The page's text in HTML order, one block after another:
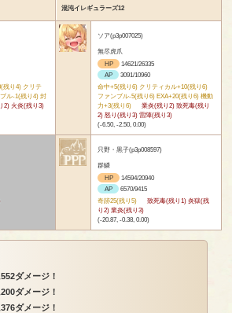
混沌イレギュラーズ12
残り4) クリテ
ル-1(残り4) 封
2) 火炎(残り3)
ソア(p3p007025)
無尽虎爪
HP
14621/26335
AP
3091/10960
命中+5(残り6) クリティカル+10(残り6)
ファンブル-5(残り6) EXA+20(残り6) 機動
力+3(残り6)
業炎(残り2) 致死毒(残り
2) 怒り(残り3) 雷陣(残り3)
(-6.50, -2.50, 0.00)
只野・黒子(p3p008597)
群鱗
HP
14594/20940
AP
6570/9415
奇跡25(残り5)
致死毒(残り1) 炎獄(残
り2) 業炎(残り3)
(-20.87, -0.38, 0.00)
ダメージ！
ダメージ！
ダメージ！